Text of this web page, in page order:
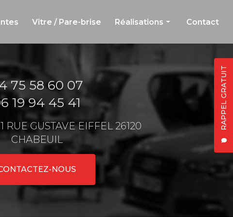
RAPPEL GRATUIT
Vitre / Pare-brise Réalisations
Jante et débosselage
Vitre et pare-brise
Contact
75 58 60 07
19 94 45 41
RUE GUSTAVE EIFFEL 26120
CHABEUIL
NOUS